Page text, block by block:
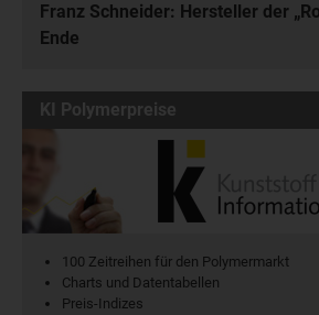
Franz Schneider: Hersteller der
Ende
KI Polymerpreise
100 Zeitreihen für den Polymermarkt
Charts und Datentabellen
Preis-Indizes